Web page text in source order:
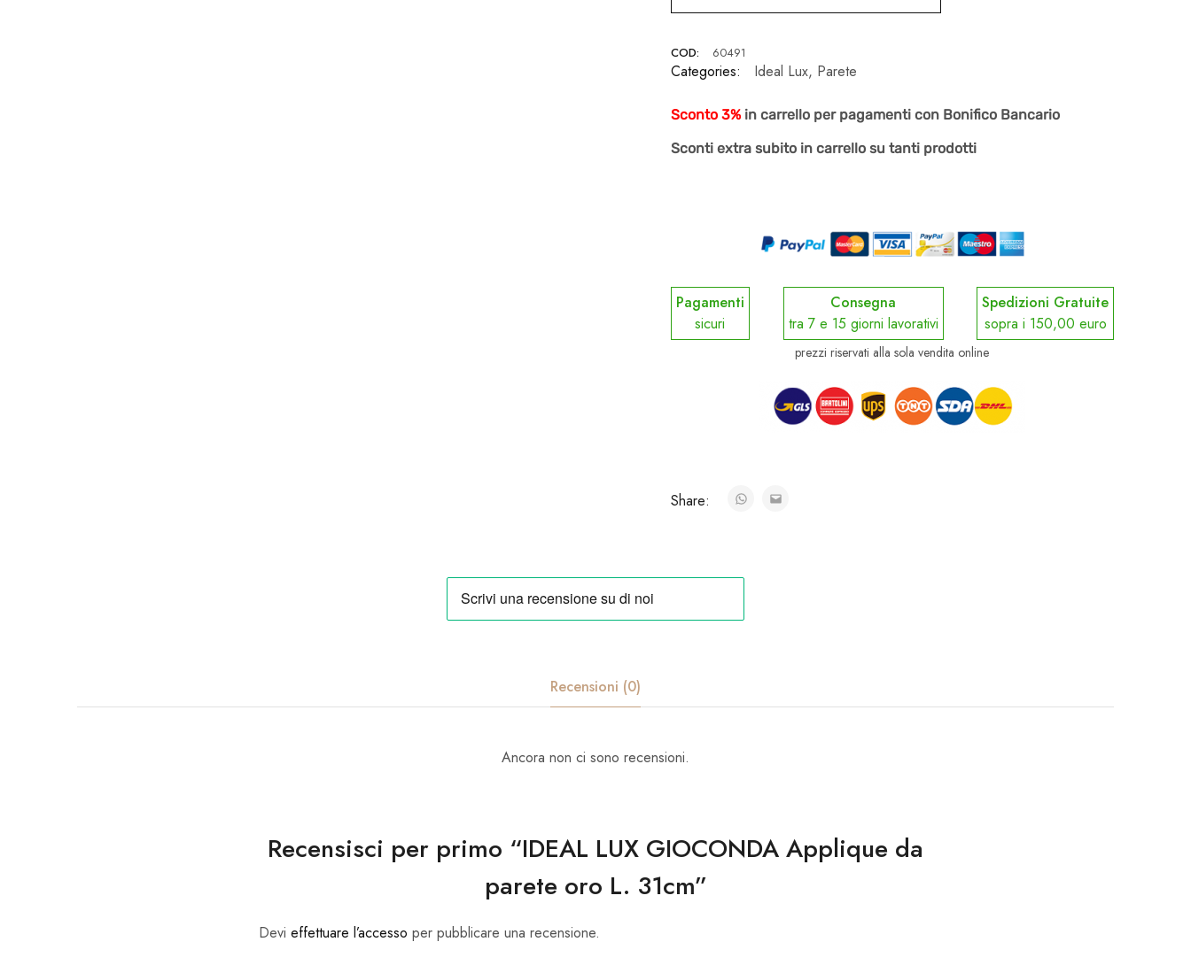
COD: 60491
Categories: Ideal Lux, Parete
Sconto 3%in carrello per pagamenti con Bonifico Bancario
Sconti extra subito in carrello su tanti prodotti
Pagamenti
sicuri
Consegna
tra 7 e 15 giorni lavorativi
Spedizioni Gratuite
sopra i 150,00 euro
prezzi riservati alla sola vendita online
Share:
Recensioni (0)
Ancora non ci sono recensioni.
Recensisci per primo “IDEAL LUX GIOCONDA Applique da
parete oro L. 31cm”
Devi effettuare l’accesso per pubblicare una recensione.